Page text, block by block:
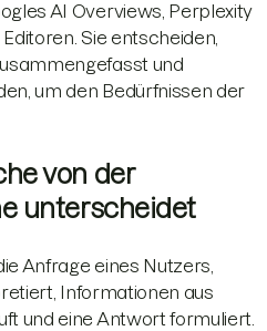
AI Overviews, Perplexity
Sie entscheiden,
und
um den Bedürfnissen der
von der
unterscheidet
Anfrage eines Nutzers,
Informationen aus
und eine Antwort formuliert.